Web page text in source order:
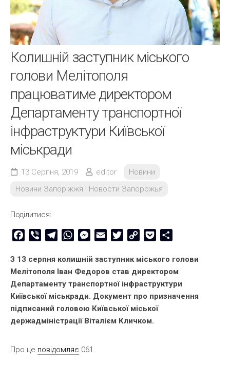
Колишній заступник міського
голови Мелітополя
працюватиме директором
Департаменту транспортної
інфраструктури Київської
міськради
13 Серпня, 2019 editor
Новини
Новини Запоріжжя | Новости Запорожья
Поділитися:
Facebook
Viber TelegramWhatsAppMessenger
Email TwitterCopy
Pocket
З 13 серпня колишній заступник міського голови
Мелітополя Іван Федоров став директором
Департаменту транспортної інфраструктури
Київської міськради. Документ про призначення
підписаний головою Київської міської
держадміністрації Віталієм Кличком.
Про це повідомляє 061.